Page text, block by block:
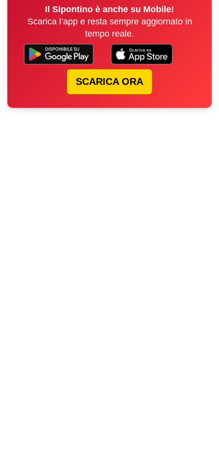
Il Sipontino è anche su Mobile!
Scarica l’app e resta sempre aggiornato in
tempo reale.
SCARICA ORA